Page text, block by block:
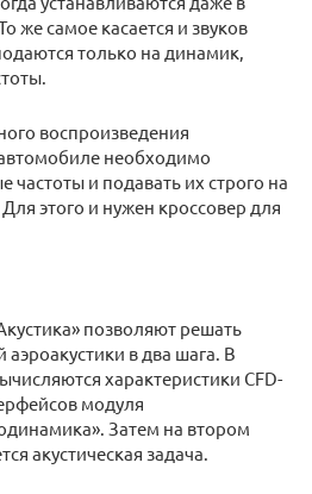
же самое касается и звуков
только на динамик,
воспроизведения
необходимо
частоты и подавать их строго на
этого и нужен кроссовер для
позволяют решать
в два шага. В
характеристики CFD-
модуля
Затем на втором
акустическая задача.